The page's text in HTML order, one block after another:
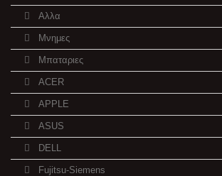
Αλλα
Μνημες
Μπαταριες
ACER
APPLE
ASUS
DELL
Fujitsu-Siemens